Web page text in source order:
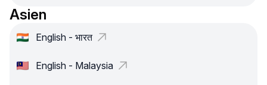
Asien
English - भारत
English - Malaysia